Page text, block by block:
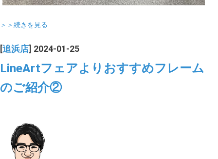
＞＞続きを見る
[追浜店] 2024-01-25
LineArtフェアよりおすすめフレーム
のご紹介②